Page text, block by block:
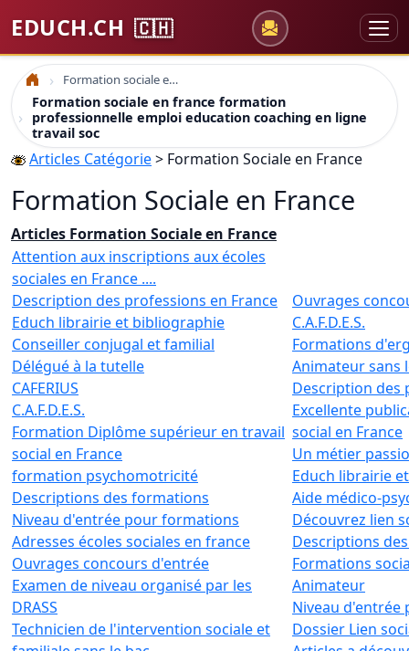
EDUCH.CH 🇨🇭
Accueil Formation sociale en france formation professionnelle emploi education coaching en ligne travail soc
Formation sociale en france formation
professionnelle emploi education coaching en ligne
travail soc
Articles Catégorie> Formation Sociale en France
Formation Sociale en France
Articles Formation Sociale en France
Attention aux inscriptions aux écoles
sociales en France ....
Description des professions en France
Educh librairie et bibliographie
Conseiller conjugal et familial
Délégué à la tutelle
CAFERIUS
C.A.F.D.E.S.
Formation Diplôme supérieur en travail
social en France
formation psychomotricité
Descriptions des formations
Niveau d'entrée pour formations
Adresses écoles sociales en france
Ouvrages concours d'entrée
Examen de niveau organisé par les
DRASS
Technicien de l'intervention sociale et
Ouvrages
C.A.F.D.E.S.
Formations
Animateur sans
Description des
Excellente
social en France
Un métier
Educh librairie
Aide médico-
Découvrez lien
Descriptions
Formations
Animateur
Niveau
Dossier Lien